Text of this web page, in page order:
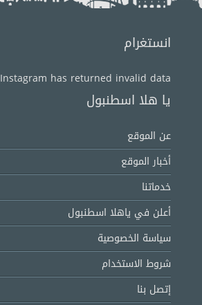
انستغرام
Instagram has returned invalid data.
يا هلا اسطنبول
عن الموقع
أخبار الموقع
خدماتنا
أعلن في ياهلا اسطنبول
سياسة الخصوصية
شروط الاستخدام
إتصل بنا